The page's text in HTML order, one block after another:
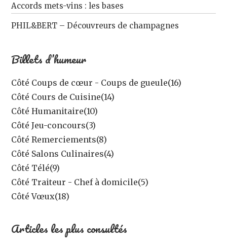
Accords mets-vins : les bases
PHIL&BERT – Découvreurs de champagnes
Billets d’humeur
Côté Coups de cœur - Coups de gueule(16)
Côté Cours de Cuisine(14)
Côté Humanitaire(10)
Côté Jeu-concours(3)
Côté Remerciements(8)
Côté Salons Culinaires(4)
Côté Télé(9)
Côté Traiteur - Chef à domicile(5)
Côté Vœux(18)
Articles les plus consultés